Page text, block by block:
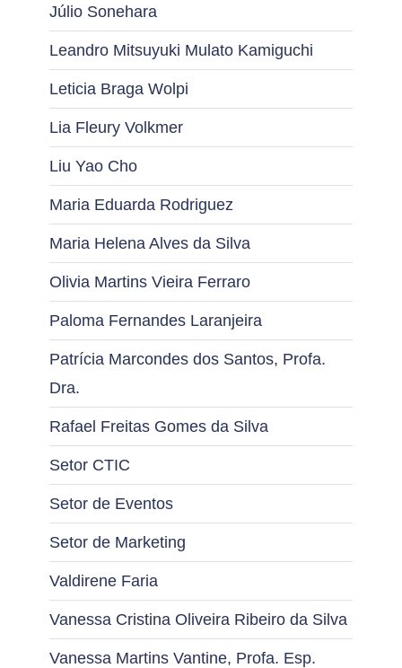
Júlio Sonehara
Leandro Mitsuyuki Mulato Kamiguchi
Leticia Braga Wolpi
Lia Fleury Volkmer
Liu Yao Cho
Maria Eduarda Rodriguez
Maria Helena Alves da Silva
Olivia Martins Vieira Ferraro
Paloma Fernandes Laranjeira
Patrícia Marcondes dos Santos, Profa.
Dra.
Rafael Freitas Gomes da Silva
Setor CTIC
Setor de Eventos
Setor de Marketing
Valdirene Faria
Vanessa Cristina Oliveira Ribeiro da Silva
Vanessa Martins Vantine, Profa. Esp.